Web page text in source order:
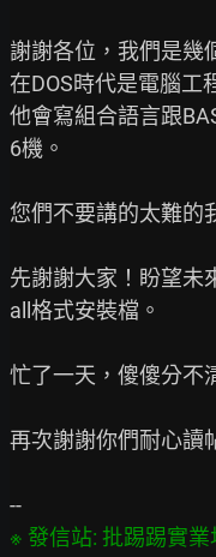
謝謝各位，我們是幾
在DOS時代是電腦工
他會寫組合語言跟
6機。
您們不要講的太難的
先謝謝大家！盼望未
all格式安裝檔。
忙了一天，傻傻分不
再次謝謝你們耐心讀
※ 發信站: 批踢踢實